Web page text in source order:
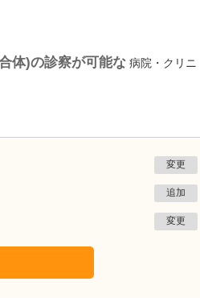
体)の診察が可能な 病院・クリニ
変更
追加
変更